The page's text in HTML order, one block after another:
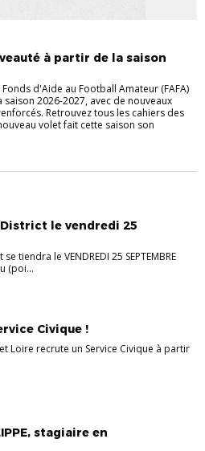
à partir de la saison
d'Aide au Football Amateur (FAFA)
2026-2027, avec de nouveaux
Retrouvez tous les cahiers des
volet fait cette saison son
le vendredi 25
tiendra le VENDREDI 25 SEPTEMBRE
(poi...
Civique !
Loire recrute un Service Civique à partir
stagiaire en